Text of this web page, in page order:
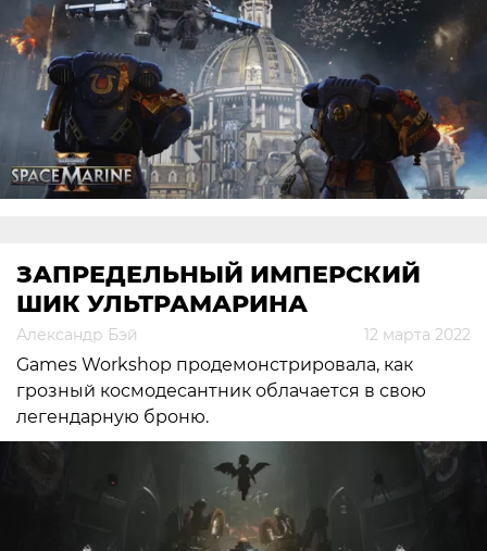
ЗАПРЕДЕЛЬНЫЙ ИМПЕРСКИЙ
ШИК УЛЬТРАМАРИНА
Александр Бэй 12 марта 2022
Games Workshop продемонстрировала, как
грозный космодесантник облачается в свою
легендарную броню.